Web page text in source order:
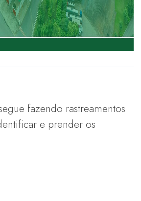
fazendo rastreamentos
e prender os